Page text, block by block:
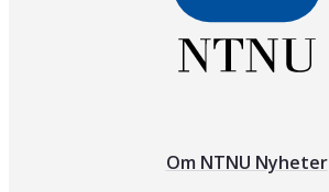
Om NTNU Nyheter